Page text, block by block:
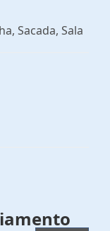
Sacada, Sala